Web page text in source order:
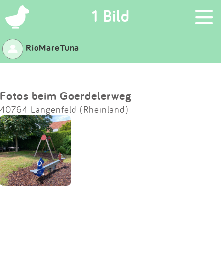
1 Bild ×
Suchen
Eintragen
App
RioMareTuna
Fotos beim Goerdelerweg
40764 Langenfeld (Rheinland)